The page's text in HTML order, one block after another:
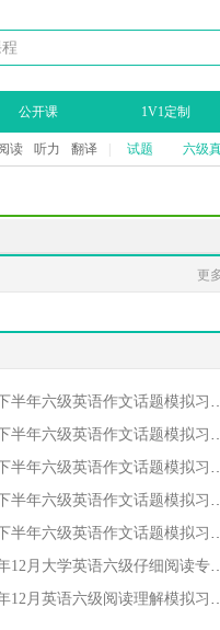
公开课 1V1定制
读 听力 翻译 试题 六级
更
2026下半年六级英语作
2026下半年六级英语作文话题
2026下半年六级英语作文话
2026下半年六级英语作文话
2026下半年六级英语作
2026年12月大学英语六
2026年12月英语六级